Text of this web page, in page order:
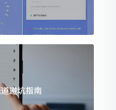
避坑指南